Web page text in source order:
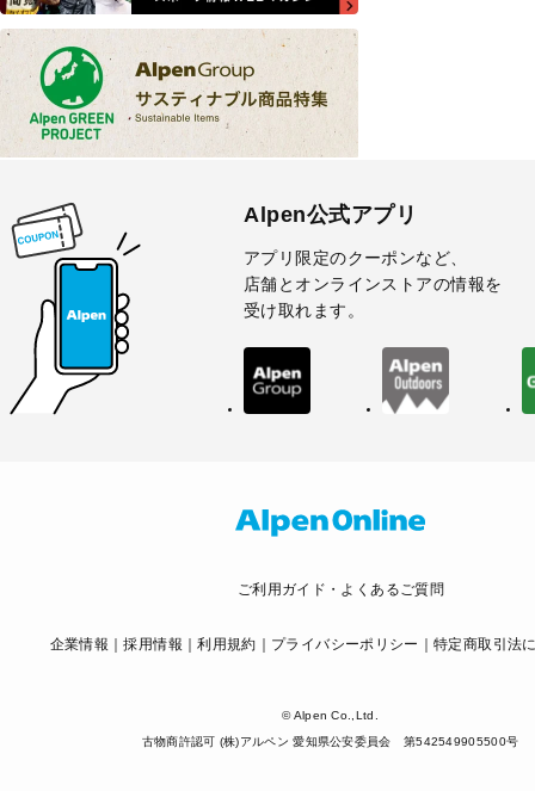
Alpen公式アプリ
アプリ限定のクーポンなど、
店舗とオンラインストアの情報を
受け取れます。
ご利用ガイド・よくあるご質問
企業情報 採用情報 利用規約 プライバシーポリシー 特定商取引法
© Alpen Co.,Ltd.
古物商許認可 (株)アルペン 愛知県公安委員会 第542549905500号